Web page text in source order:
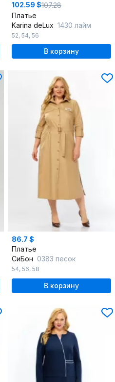
102.59 $107.28
Платье
Karina deLux 1430 лайм
52, 54, 56
В корзину
86.7 $
Платье
СиБон 0383 песок
54, 56, 58
В корзину